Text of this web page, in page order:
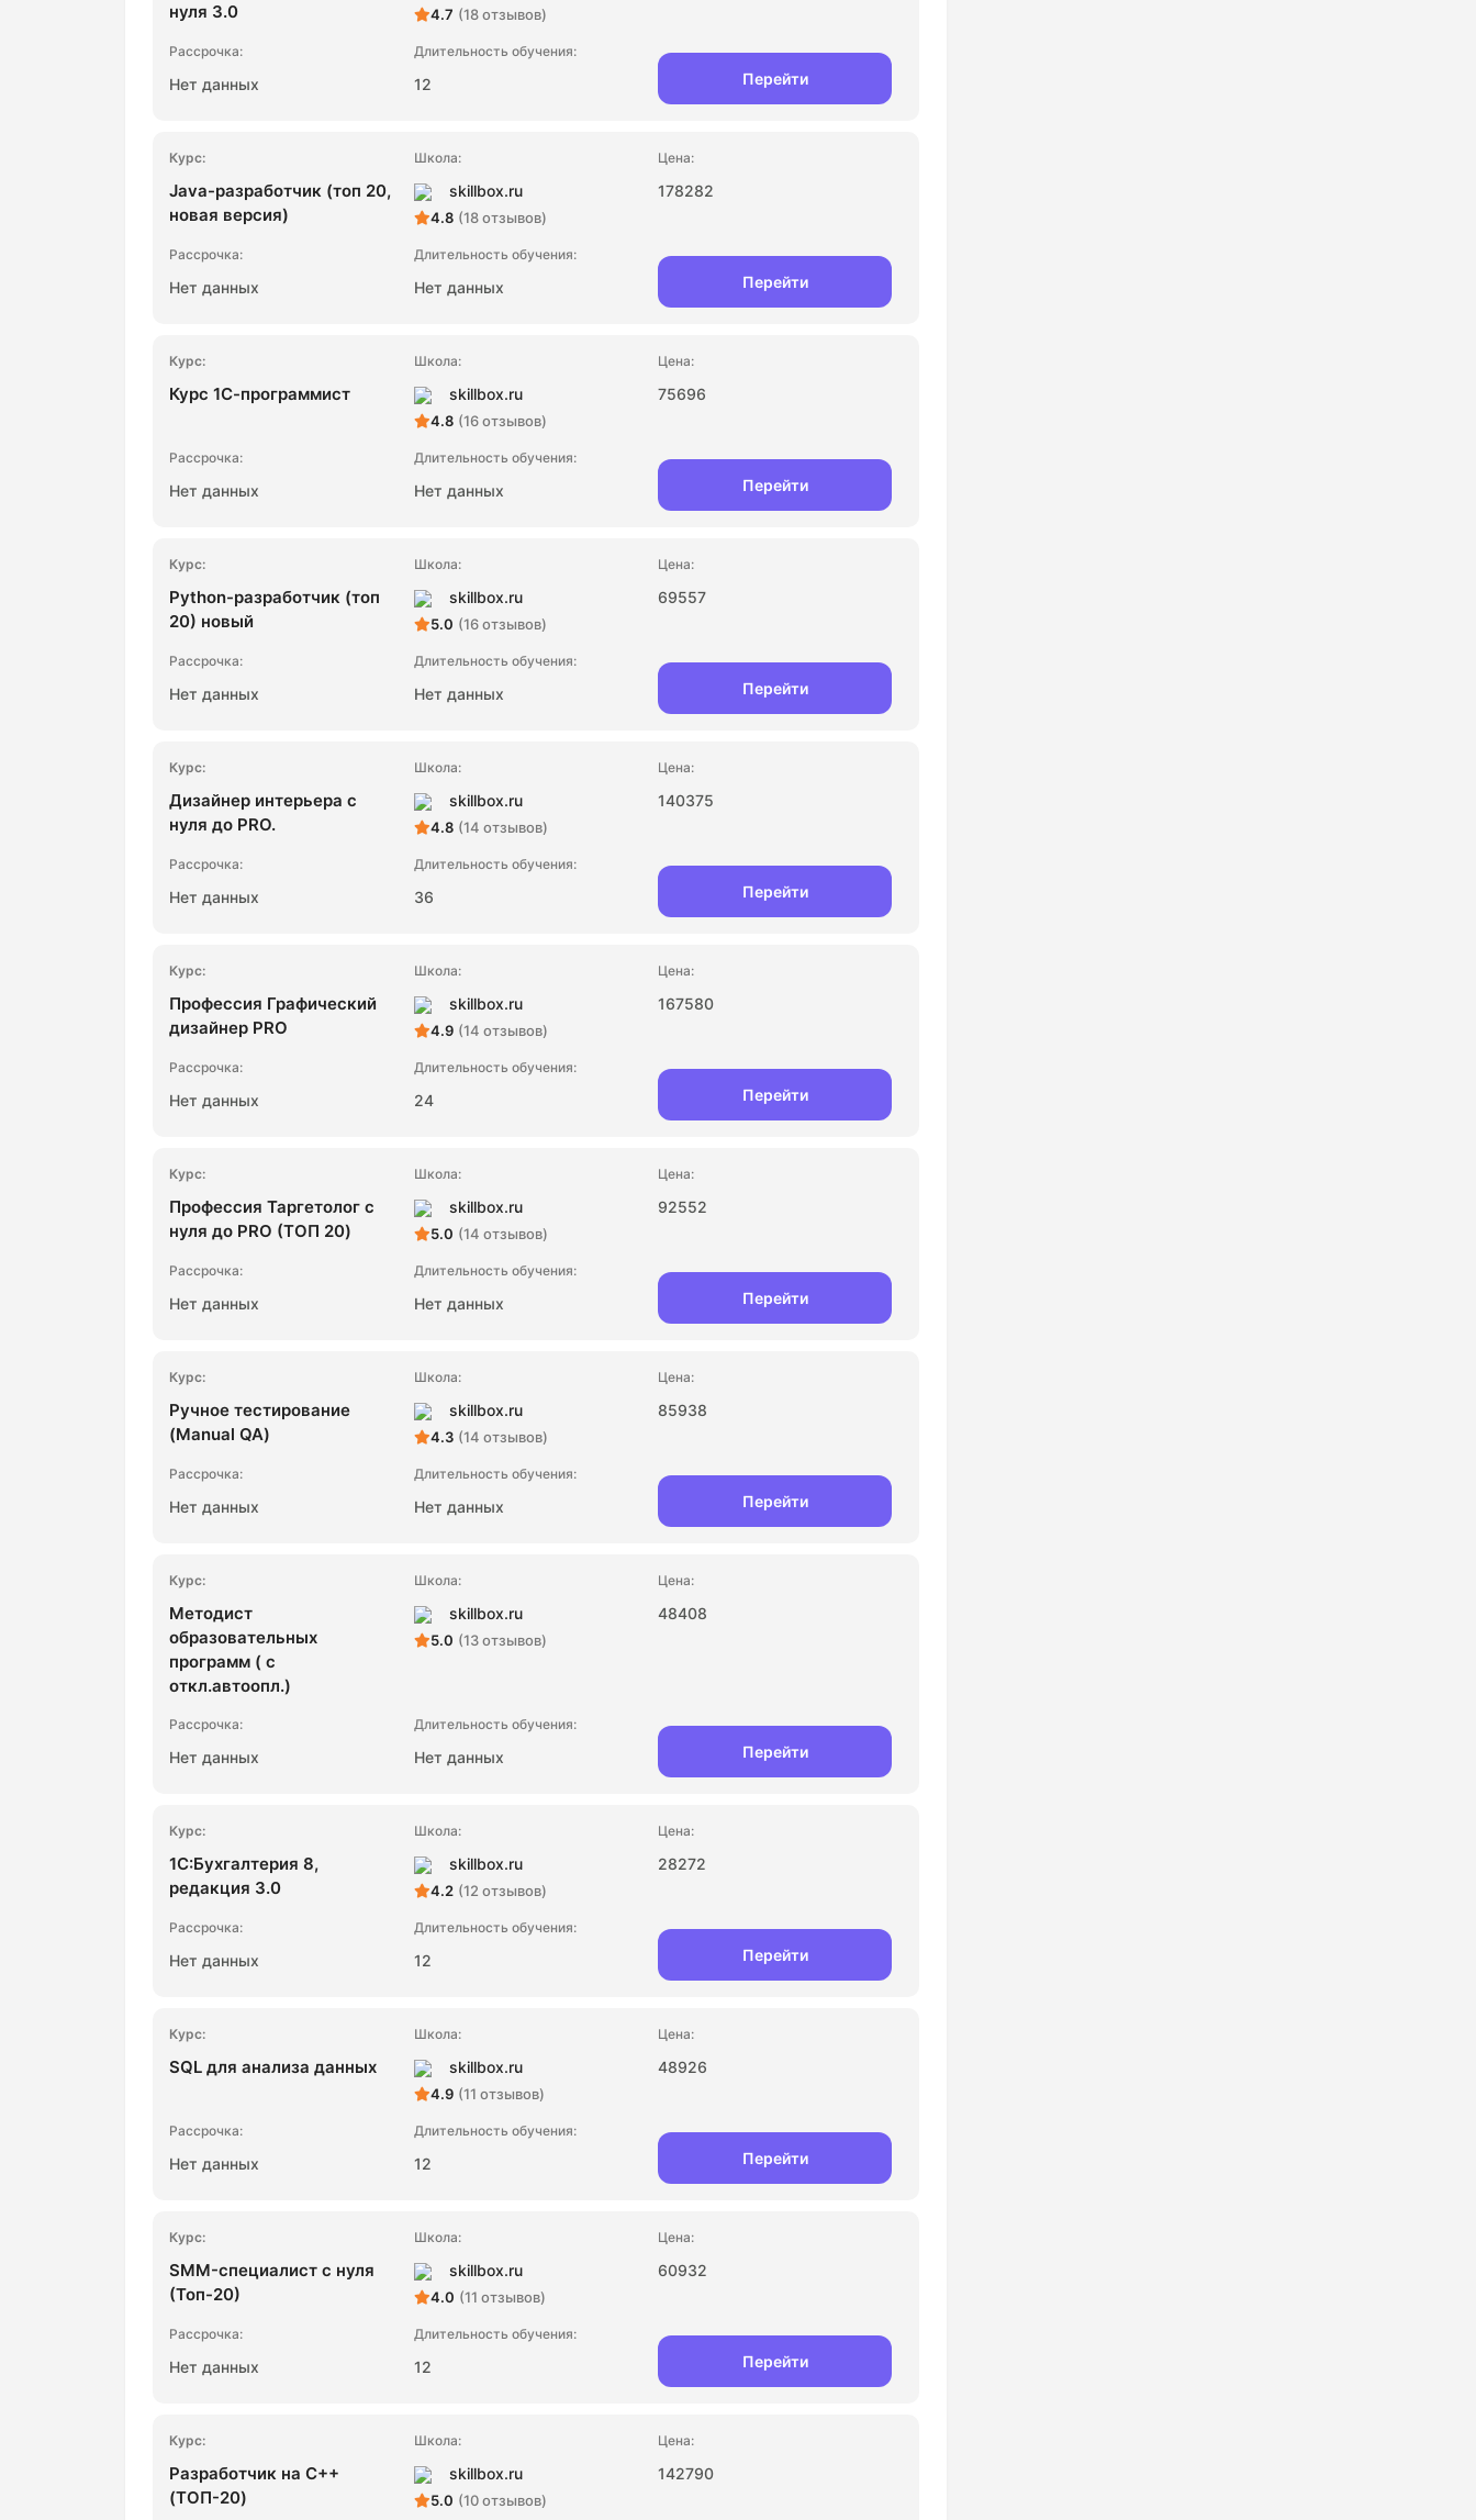
нуля 3.0
4.7 (18 отзывов)
Нет данных 12 Перейти
Java-разработчик (топ 20,
новая версия)
skillbox.ru
4.8 (18 отзывов)
178282
Нет данных Нет данных Перейти
Курс 1С-программист skillbox.ru
4.8 (16 отзывов)
75696
Нет данных Нет данных Перейти
Python-разработчик (топ
20) новый
skillbox.ru
5.0 (16 отзывов)
69557
Нет данных Нет данных Перейти
Дизайнер интерьера с
нуля до PRO.
skillbox.ru
4.8 (14 отзывов)
140375
Нет данных 36 Перейти
Профессия Графический
дизайнер PRO
skillbox.ru
4.9 (14 отзывов)
167580
Нет данных 24 Перейти
Профессия Таргетолог с
нуля до PRO (ТОП 20)
skillbox.ru
5.0 (14 отзывов)
92552
Нет данных Нет данных Перейти
Ручное тестирование
(Manual QA)
skillbox.ru
4.3 (14 отзывов)
85938
Нет данных Нет данных Перейти
Методист
образовательных
программ ( с
откл.автоопл.)
skillbox.ru
5.0 (13 отзывов)
48408
Нет данных Нет данных Перейти
1С:Бухгалтерия 8,
редакция 3.0
skillbox.ru
4.2 (12 отзывов)
28272
Нет данных 12 Перейти
SQL для анализа данных skillbox.ru
4.9 (11 отзывов)
48926
Нет данных 12 Перейти
SMM-специалист с нуля
(Топ-20)
skillbox.ru
4.0 (11 отзывов)
60932
Нет данных 12 Перейти
Разработчик на C++
(ТОП-20)
skillbox.ru
5.0 (10 отзывов)
142790